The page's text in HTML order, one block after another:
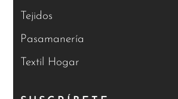
Tejidos
Pasamanería
Textil Hogar